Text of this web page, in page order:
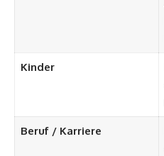
Kinder
Beruf / Karriere